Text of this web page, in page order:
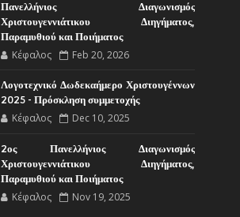
Πανελλήνιος Διαγωνισμός
Χριστουγεννιάτικου Διηγήματος,
Παραμυθιού και Ποιήματος
Κέφαλος Feb 20, 2026
Λογοτεχνικό Δωδεκαήμερο Χριστουγέννων
2025 - Πρόσκληση συμμετοχής
Κέφαλος Dec 10, 2025
2ος Πανελλήνιος Διαγωνισμός
Χριστουγεννιάτικου Διηγήματος,
Παραμυθιού και Ποιήματος
Κέφαλος Nov 19, 2025